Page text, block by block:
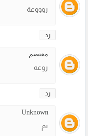
روووعة
رد
معتصم
روعه
رد
Unknown
تم